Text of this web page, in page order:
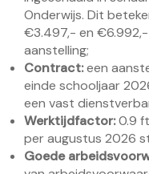
Onderwijs. Dit
€3.497,- en
aanstelling;
Contract:een
einde schooljaar
een vast
Werktijdfactor:0.9
per augustus 2026
Goede